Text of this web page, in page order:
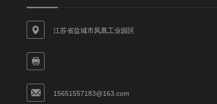
江苏省盐城市凤凰工业园区
15651557183@163.com